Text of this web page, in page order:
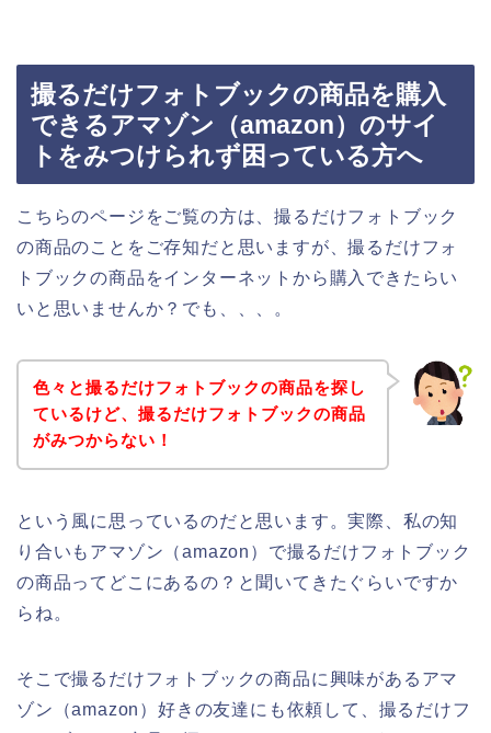
撮るだけフォトブックの商品を購入
できるアマゾン（amazon）のサイ
トをみつけられず困っている方へ
こちらのページをご覧の方は、撮るだけフォトブック
の商品のことをご存知だと思いますが、撮るだけフォ
トブックの商品をインターネットから購入できたらい
いと思いませんか？でも、、、。
色々と撮るだけフォトブックの商品を探し
ているけど、撮るだけフォトブックの商品
がみつからない！
という風に思っているのだと思います。実際、私の知
り合いもアマゾン（amazon）で撮るだけフォトブック
の商品ってどこにあるの？と聞いてきたぐらいですか
らね。
そこで撮るだけフォトブックの商品に興味があるアマ
ゾン（amazon）好きの友達にも依頼して、撮るだけフ